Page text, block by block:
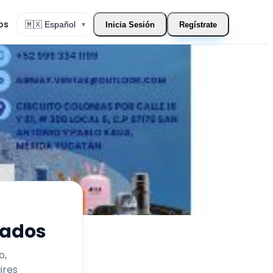
Cambiar Idioma
▾ Inicia Sesión Regístrate